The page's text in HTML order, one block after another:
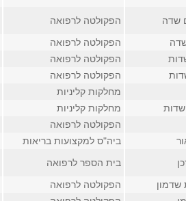
שדה הפקולטה לרפואה
הפקולטה לרפואה
הפקולטה לרפואה
הפקולטה לרפואה
מחלקות קליניות
מחלקות קליניות
הפקולטה לרפואה
ביה"ס למקצועות בריאות
בית הספר לרפואה
שדמון
הפקולטה לרפואה